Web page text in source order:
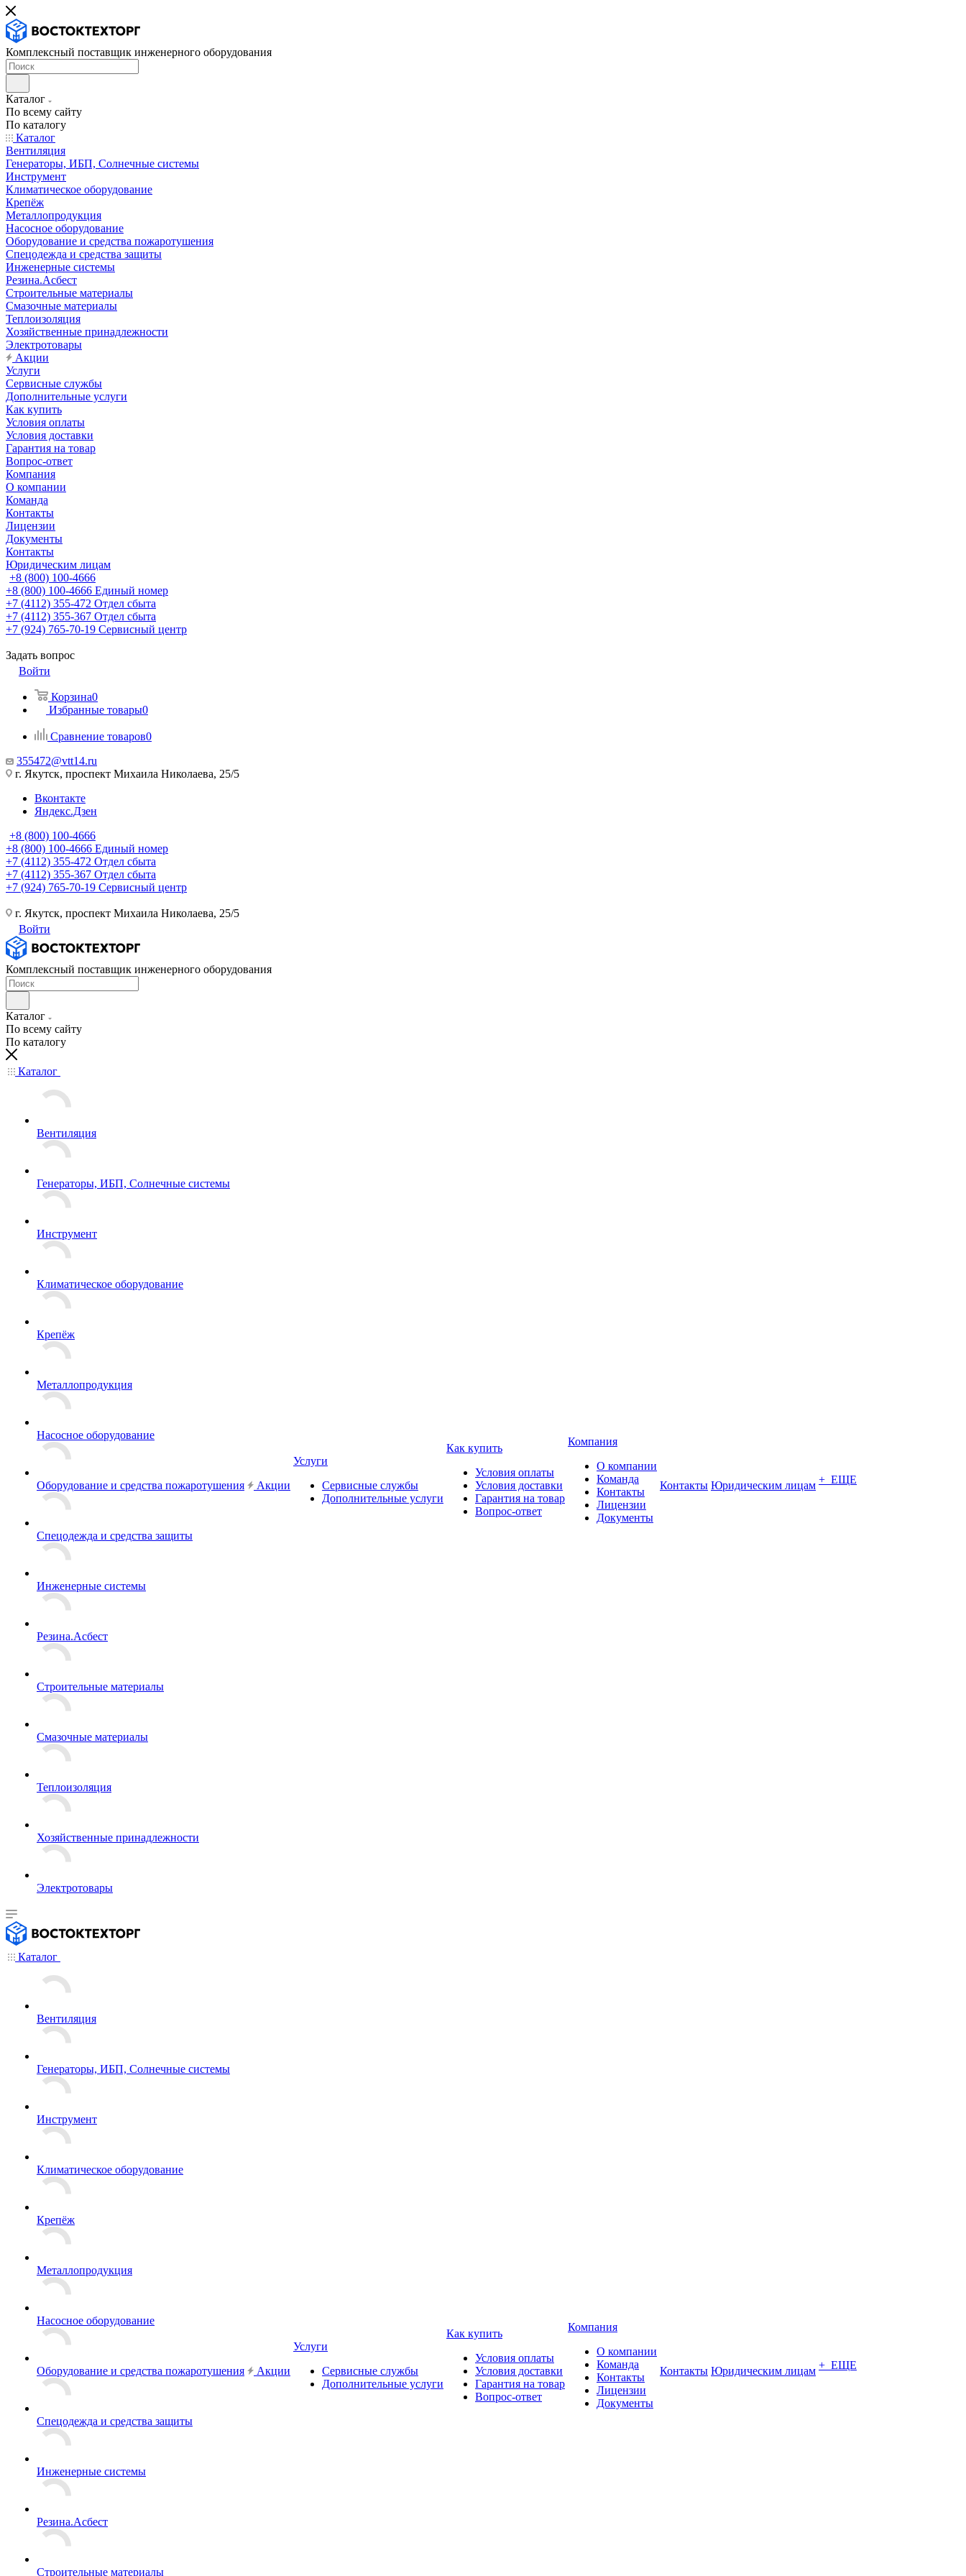
Комплексный поставщик инженерного оборудования
Каталог
По всему сайту
По каталогу
Каталог
Вентиляция
Генераторы, ИБП, Солнечные системы
Инструмент
Климатическое оборудование
Крепёж
Металлопродукция
Насосное оборудование
Оборудование и средства пожаротушения
Спецодежда и средства защиты
Инженерные системы
Резина.Асбест
Строительные материалы
Смазочные материалы
Теплоизоляция
Хозяйственные принадлежности
Электротовары
Акции
Услуги
Сервисные службы
Дополнительные услуги
Как купить
Условия оплаты
Условия доставки
Гарантия на товар
Вопрос-ответ
Компания
О компании
Команда
Контакты
Лицензии
Документы
Контакты
Юридическим лицам
+8 (800) 100-4666
+8 (800) 100-4666 Единый номер
+7 (4112) 355-472 Отдел сбыта
+7 (4112) 355-367 Отдел сбыта
+7 (924) 765-70-19 Сервисный центр
Задать вопрос
Войти
Корзина0
Избранные товары0
Сравнение товаров0
355472@vtt14.ru
г. Якутск, проспект Михаила Николаева, 25/5
Вконтакте
Яндекс.Дзен
+8 (800) 100-4666
+8 (800) 100-4666 Единый номер
+7 (4112) 355-472 Отдел сбыта
+7 (4112) 355-367 Отдел сбыта
+7 (924) 765-70-19 Сервисный центр
г. Якутск, проспект Михаила Николаева, 25/5
Войти
Комплексный поставщик инженерного оборудования
Каталог
По всему сайту
По каталогу
Каталог
Вентиляция
Генераторы, ИБП, Солнечные системы
Инструмент
Климатическое оборудование
Крепёж
Металлопродукция
Насосное оборудование
Оборудование и средства пожаротушения
Спецодежда и средства защиты
Инженерные системы
Резина.Асбест
Строительные материалы
Смазочные материалы
Теплоизоляция
Хозяйственные принадлежности
Электротовары
Акции
Услуги
Сервисные службы
Дополнительные услуги
Как купить
Условия оплаты
Условия доставки
Гарантия на товар
Вопрос-ответ
Компания
О компании
Команда
Контакты
Лицензии
Документы
Контакты Юридическим лицам + ЕЩЕ
Каталог
Вентиляция
Генераторы, ИБП, Солнечные системы
Инструмент
Климатическое оборудование
Крепёж
Металлопродукция
Насосное оборудование
Оборудование и средства пожаротушения
Спецодежда и средства защиты
Инженерные системы
Резина.Асбест
Строительные материалы
Акции
Услуги
Сервисные службы
Дополнительные услуги
Как купить
Условия оплаты
Условия доставки
Гарантия на товар
Вопрос-ответ
Компания
О компании
Команда
Контакты
Лицензии
Документы
Контакты Юридическим лицам + ЕЩЕ